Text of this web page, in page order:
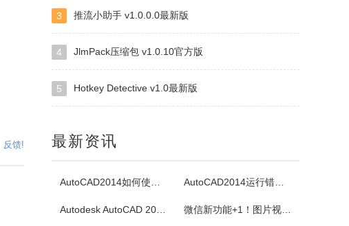
反馈!
四块子
白金岛掼蛋
《腾讯桌球》真人实时对战桌球手游，还原现实桌球玩法-8球、斯诺克、9球、血流玩法，简单流行的操作方式，绚丽的动画特效，配以真实的物理参数，精准的进球，激动人心的赛事。游戏设有1V1匹配、3人欢乐场、8人锦标赛、斯诺克、9球玩法、血流等玩法，玩家可以自由选择参与，并用自己精湛的技巧来获得丰厚的奖金。尖...
3 推流小助手 v1.0.0.0最新版
4 JlmPack压缩包 v1.0.10官方版
5 Hotkey Detective v1.0最新版
最新资讯
AutoCAD2014如何使用图案填充 AutoCAD2014运行错误怎么办
Autodesk AutoCAD 2014安装教程 微信新功能+1！图片视频合并功能来了